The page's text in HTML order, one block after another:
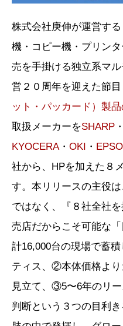
株式会社庚伸が運営す
機・コピー機・プリン
売を手掛ける独立系マ
営２０周年を迎えた節目
ット・パッカード）製
取扱メーカーをSHARP ・
KYOCERA・ OKI ・
社から、HPを加えた８
す。本リリースの主役
ではなく、『８社全社
売店だからこそ可能な
計16,000台の現場で蓄
ティス、②本体価格より
見立て、③5〜6年のリ
判断という３つの目利